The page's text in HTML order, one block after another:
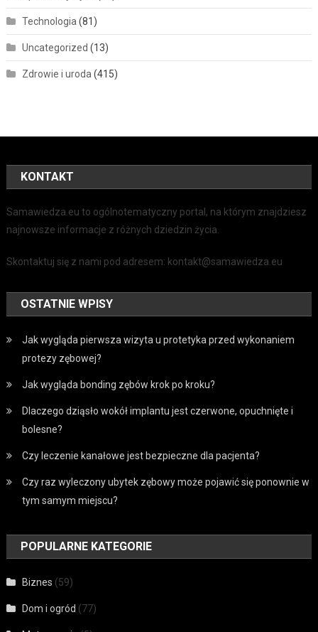
Technologia(81)
Uncategorized (13)
Zdrowie i uroda(415)
KONTAKT
Samawiedza.eu to ogólnotematyczny portal, na którym znajdziesz
najnowsze informacje z różnych dziedzin życia.
Skontaktuj się z nami pod adresem: kontakt@samawiedza.eu
OSTATNIE WPISY
Jak wygląda pierwsza wizyta u protetyka przed wykonaniem
protezy zębowej?
Jak wygląda bonding zębów krok po kroku?
Dlaczego dziąsło wokół implantu jest czerwone, opuchnięte i
bolesne?
Czy leczenie kanałowe jest bezpieczne dla pacjenta?
Czy raz wyleczony ubytek zębowy może pojawić się ponownie w
tym samym miejscu?
POPULARNE KATEGORIE
Biznes (59)
Dom i ogród (77)